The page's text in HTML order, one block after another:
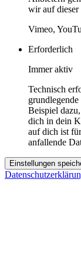
wir auf dieser
Vimeo,
Erforderlich
Immer aktiv
Technisch
Beispiel
dich in dein
auf dich ist
anfallende
Einstellungen